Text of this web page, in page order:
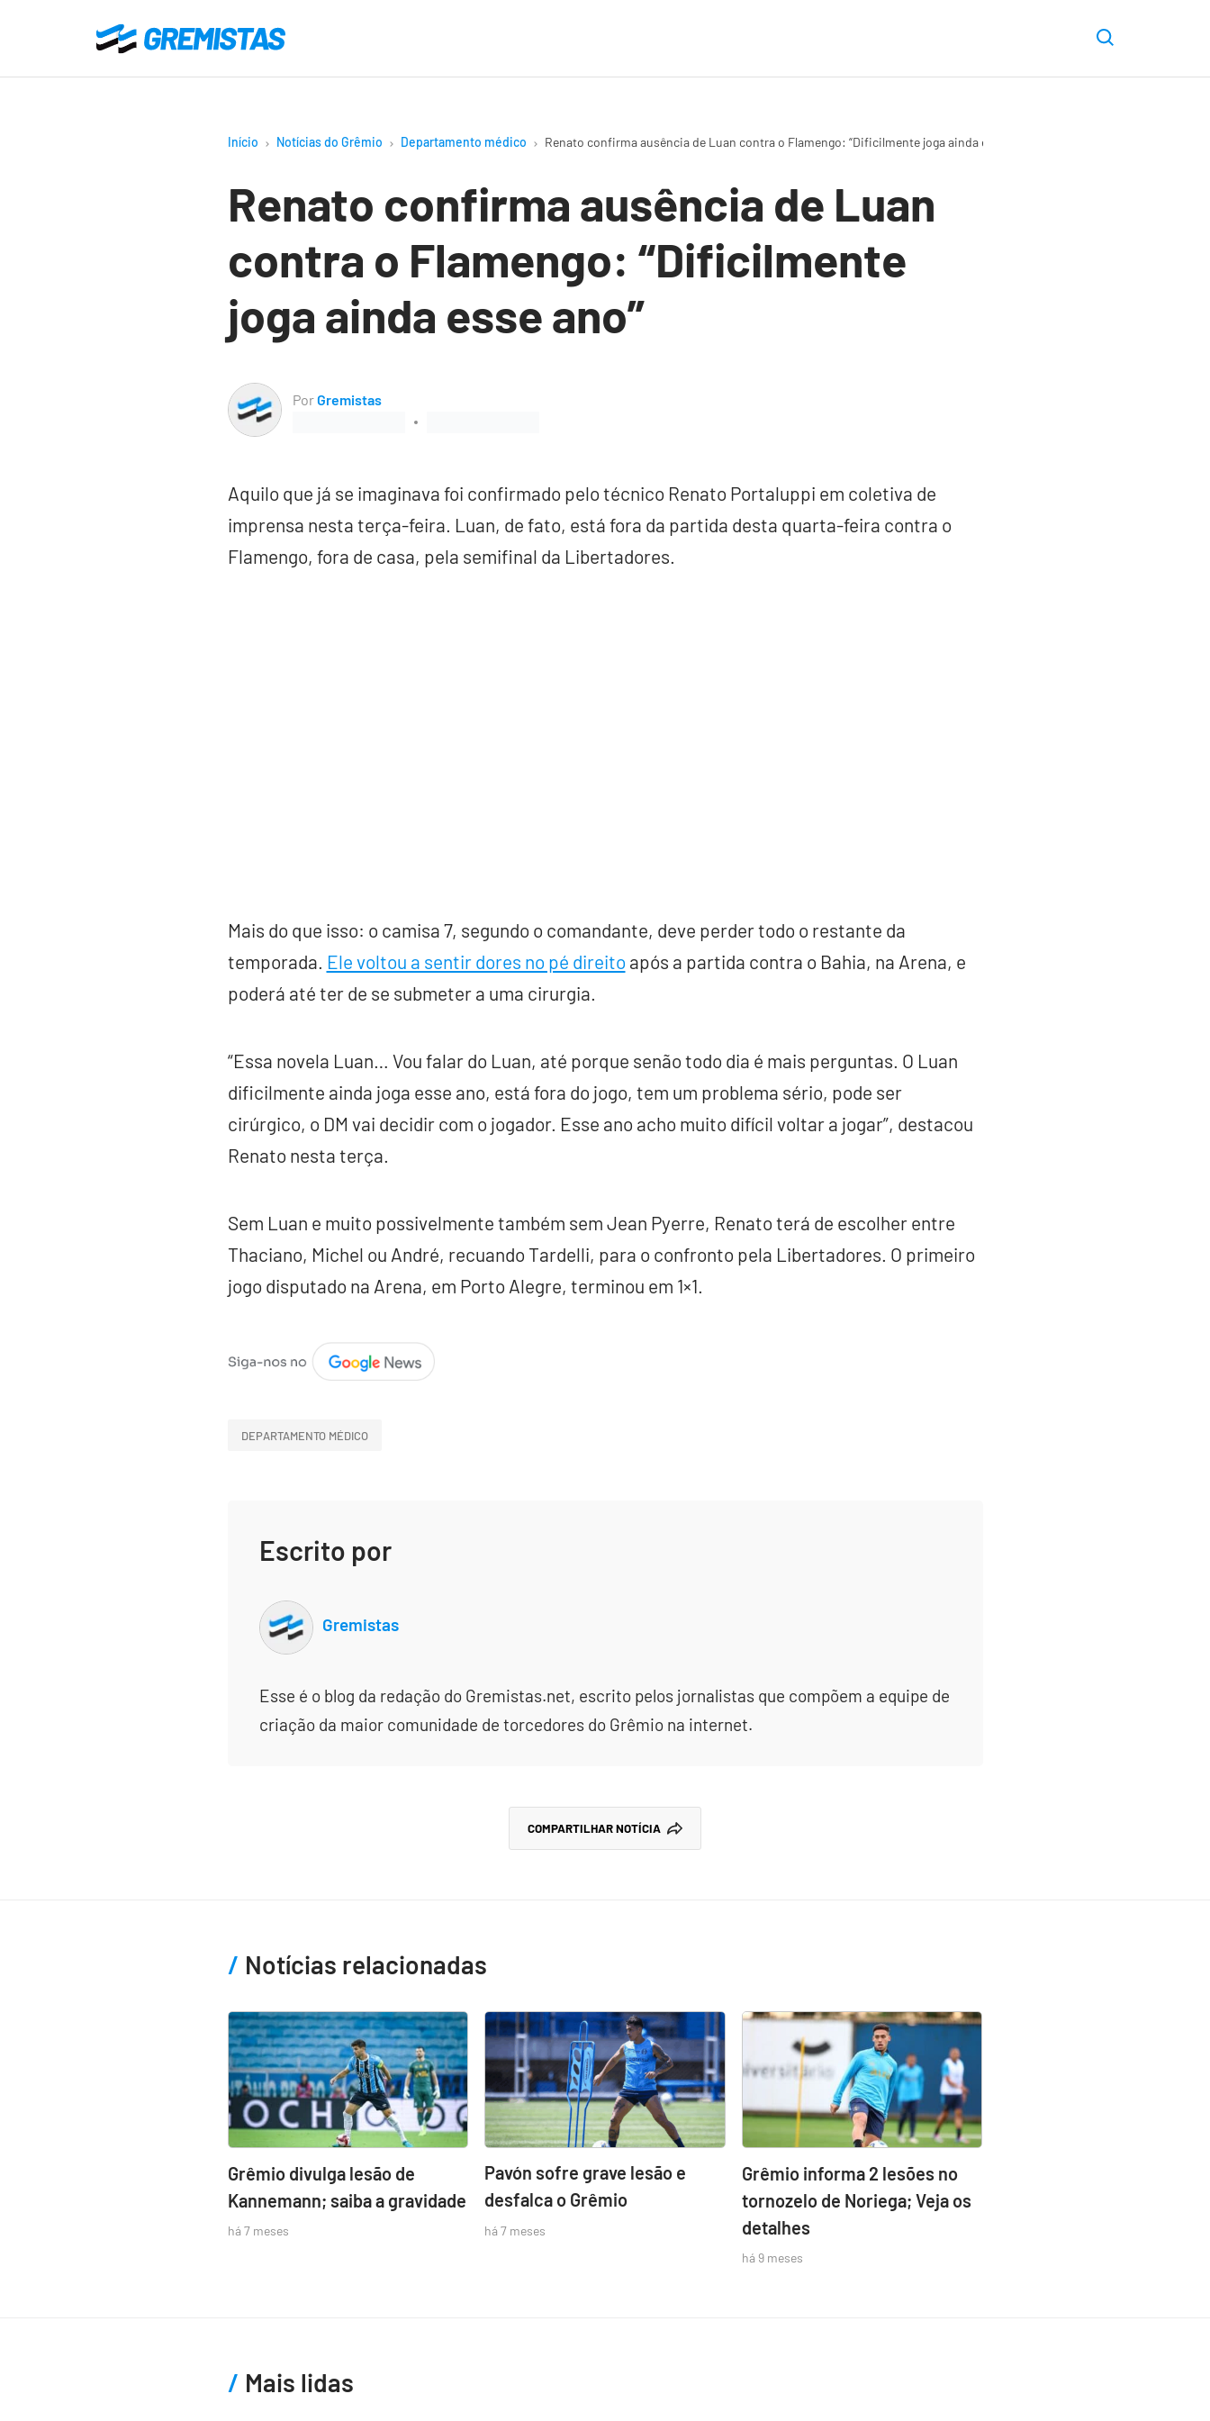
o
Gremistas
Início Notícias do Grêmio Departamento médico Renato confirma ausência de Luan contra o Flamengo: “Dificilmente joga ainda esse ano”
Renato confirma ausência de Luan
contra o Flamengo: “Dificilmente
joga ainda esse ano”
PorGremistas
Aquilo que já se imaginava foi confirmado pelo técnico Renato Portaluppi em coletiva de
imprensa nesta terça-feira. Luan, de fato, está fora da partida desta quarta-feira contra o
Flamengo, fora de casa, pela semifinal da Libertadores.
Mais do que isso: o camisa 7, segundo o comandante, deve perder todo o restante da
temporada. Ele voltou a sentir dores no pé direito após a partida contra o Bahia, na Arena, e
poderá até ter de se submeter a uma cirurgia.
“Essa novela Luan… Vou falar do Luan, até porque senão todo dia é mais perguntas. O Luan
dificilmente ainda joga esse ano, está fora do jogo, tem um problema sério, pode ser
cirúrgico, o DM vai decidir com o jogador. Esse ano acho muito difícil voltar a jogar”, destacou
Renato nesta terça.
Sem Luan e muito possivelmente também sem Jean Pyerre, Renato terá de escolher entre
Thaciano, Michel ou André, recuando Tardelli, para o confronto pela Libertadores. O primeiro
jogo disputado na Arena, em Porto Alegre, terminou em 1×1.
DEPARTAMENTO MÉDICO
Escrito por
Gremistas
Esse é o blog da redação do Gremistas.net, escrito pelos jornalistas que compõem a equipe de
criação da maior comunidade de torcedores do Grêmio na internet.
COMPARTILHAR NOTÍCIA
Notícias relacionadas
Grêmio divulga lesão de
Kannemann; saiba a gravidade
há 7 meses
Pavón sofre grave lesão e
desfalca o Grêmio
há 7 meses
Grêmio informa 2 lesões no
tornozelo de Noriega; Veja os
detalhes
há 9 meses
Mais lidas